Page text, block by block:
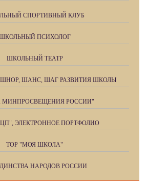
СПОРТИВНЫЙ КЛУБ
ПСИХОЛОГ
ШКОЛЬНЫЙ ТЕАТР
ШНОР, ШАНС, ШАГ РАЗВИТИЯ ШКОЛЫ
МИНПРОСВЕЩЕНИЯ РОССИИ"
ЭЛЕКТРОННОЕ ПОРТФОЛИО
ТОР "МОЯ ШКОЛА"
НАРОДОВ РОССИИ